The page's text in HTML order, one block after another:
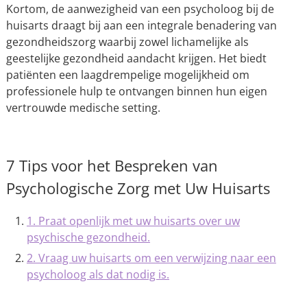
Kortom, de aanwezigheid van een psycholoog bij de
huisarts draagt bij aan een integrale benadering van
gezondheidszorg waarbij zowel lichamelijke als
geestelijke gezondheid aandacht krijgen. Het biedt
patiënten een laagdrempelige mogelijkheid om
professionele hulp te ontvangen binnen hun eigen
vertrouwde medische setting.
7 Tips voor het Bespreken van
Psychologische Zorg met Uw Huisarts
1. Praat openlijk met uw huisarts over uw
psychische gezondheid.
2. Vraag uw huisarts om een verwijzing naar een
psycholoog als dat nodig is.